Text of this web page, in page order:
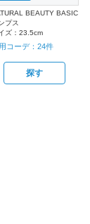
BEAUTY BASIC
プス
ズ： 23.5cm
コーデ： 24件
探す